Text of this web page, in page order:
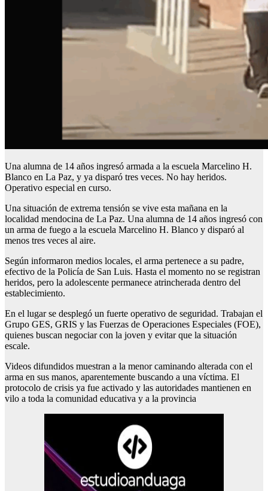
Una alumna de 14 años ingresó armada a la escuela Marcelino H.
Blanco en La Paz, y ya disparó tres veces. No hay heridos.
Operativo especial en curso.
Una situación de extrema tensión se vive esta mañana en la
localidad mendocina de La Paz. Una alumna de 14 años ingresó con
un arma de fuego a la escuela Marcelino H. Blanco y disparó al
menos tres veces al aire.
Según informaron medios locales, el arma pertenece a su padre,
efectivo de la Policía de San Luis. Hasta el momento no se registran
heridos, pero la adolescente permanece atrincherada dentro del
establecimiento.
En el lugar se desplegó un fuerte operativo de seguridad. Trabajan el
Grupo GES, GRIS y las Fuerzas de Operaciones Especiales (FOE),
quienes buscan negociar con la joven y evitar que la situación
escale.
Videos difundidos muestran a la menor caminando alterada con el
arma en sus manos, aparentemente buscando a una víctima. El
protocolo de crisis ya fue activado y las autoridades mantienen en
vilo a toda la comunidad educativa y a la provincia